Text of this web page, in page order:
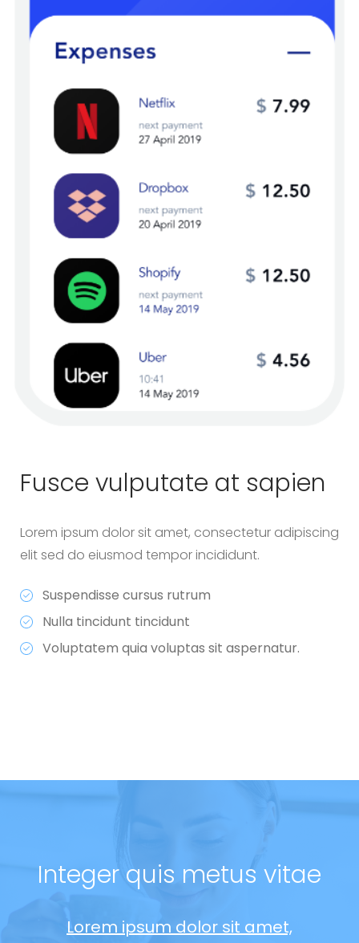
Fusce vulputate at sapien
Lorem ipsum dolor sit amet, consectetur adipiscing
elit sed do eiusmod tempor incididunt.
Suspendisse cursus rutrum
Nulla tincidunt tincidunt
Voluptatem quia voluptas sit aspernatur.
Integer quis metus vitae
Lorem ipsum dolor sit amet,